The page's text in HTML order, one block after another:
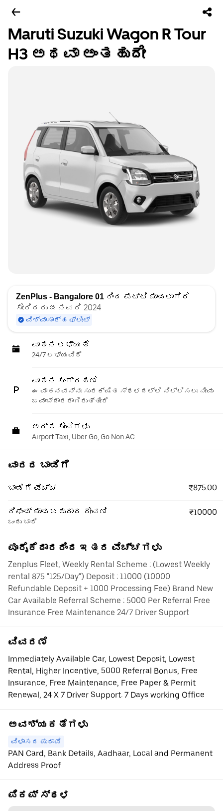
Maruti Suzuki Wagon R Tour
H3 ಅಥವಾ ಅಂತಹುದೇ
ZenPlus - Bangalore 01 ರಿಂದ ಪಟ್ಟಿ ಮಾಡಲಾಗಿದೆ
ಸೇರಿದರು ಜನವರಿ 2024
ವಿಶ್ವಾಸಾರ್ಹ ಫ್ಲೀಟ್
ವಾಹನ ಲಭ್ಯತೆ
24/7 ಲಭ್ಯವಿದೆ
ವಾಹನ ಸಂಗ್ರಹಣೆ
ಈ ವಾಹನವನ್ನು ಸುರಕ್ಷಿತ ಸ್ಥಳದಲ್ಲಿ ನಿಲ್ಲಿಸಲು ನೀವು
ಜವಾಬ್ದಾರರಾಗಿರುತ್ತೀರಿ.
ಅರ್ಹ ಸೇವೆಗಳು
Airport Taxi, Uber Go, Go Non AC
ವಾರದ ಬಾಡಿಗೆ
ಬಾಡಿಗೆ ವೆಚ್ಚ ₹875.00
ರಿಫಂಡ್ ಮಾಡಬಹುದಾದ ಠೇವಣಿ
ಒಂದು ಬಾರಿ
₹10000
ಪೂರೈಕೆದಾರರಿಂದ ಇತರ ವೆಚ್ಚಗಳು
Zenplus Fleet, Weekly Rental Scheme : (Lowest Weekly
rental 875 "125/Day") Deposit : 11000 (10000
Refundable Deposit + 1000 Processing Fee) Brand New
Car Available Referral Scheme : 5000 Per Referral Free
Insurance Free Maintenance 24/7 Driver Support
ವಿವರಣೆ
Immediately Available Car, Lowest Deposit, Lowest
Rental, Higher Incentive, 5000 Referral Bonus, Free
Insurance, Free Maintenance, Free Paper & Permit
Renewal, 24 X 7 Driver Support. 7 Days working Office
ಅವಶ್ಯಕತೆಗಳು
ವಿಳಾಸದ ಪುರಾವೆ
PAN Card, Bank Details, Aadhaar, Local and Permanent
Address Proof
ಪಿಕಪ್ ಸ್ಥಳ